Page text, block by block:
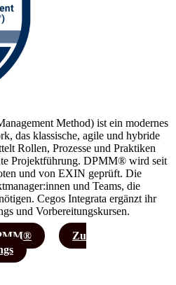
Method) ist ein modernes
das klassische, agile und hybride
Rollen, Prozesse und Praktiken
Projektführung. DPMM® wird seit
und von EXIN geprüft. Die
und Teams, die
Cegos Integrata ergänzt ihr
und Vorbereitungskursen.
Zu